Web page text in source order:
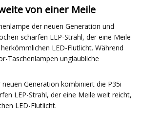
von einer Meile
der neuen Generation und
scharfen LEP-Strahl, der eine Meile
LED-Flutlicht. Während
Taschenlampen unglaubliche
Generation kombiniert die P35i
LEP-Strahl, der eine Meile weit reicht,
LED-Flutlicht.